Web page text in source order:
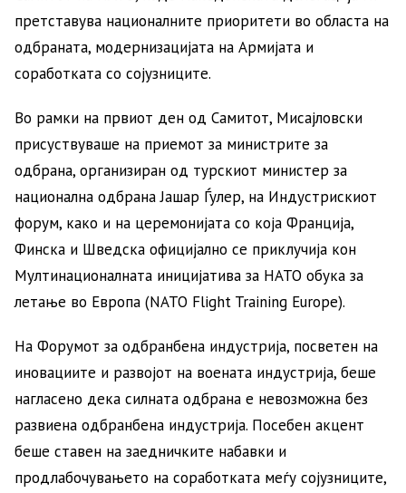
претставува националните приоритети во областа на
одбраната, модернизацијата на Армијата и
соработката со сојузниците.
Во рамки на првиот ден од Самитот, Мисајловски
присуствуваше на приемот за министрите за
одбрана, организиран од турскиот министер за
национална одбрана Јашар Ѓулер, на Индустрискиот
форум, како и на церемонијата со која Франција,
Финска и Шведска официјално се приклучија кон
Мултинационалната иницијатива за НАТО обука за
летање во Европа (NATO Flight Training Europe).
На Форумот за одбранбена индустрија, посветен на
иновациите и развојот на воената индустрија, беше
нагласено дека силната одбрана е невозможна без
развиена одбранбена индустрија. Посебен акцент
беше ставен на заедничките набавки и
продлабочувањето на соработката меѓу сојузниците,